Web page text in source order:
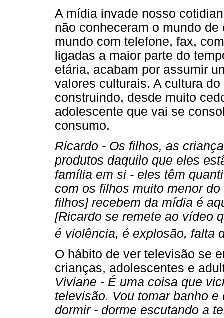
A mídia invade nosso
não conheceram o mundo
mundo com telefone, fax,
ligadas a maior parte do
etária, acabam por assumir
valores culturais. A cultura
construindo, desde muito
adolescente que vai se
consumo.
Ricardo - Os filhos, as
produtos daquilo que eles
família em si - eles têm
com os filhos muito menor
filhos] recebem da mídia é
[Ricardo se remete ao vídeo
é violência, é explosão, falta
O hábito de ver televisão se
crianças, adolescentes e
Viviane - É uma coisa que
televisão. Vou tomar banho
dormir - dorme escutando a